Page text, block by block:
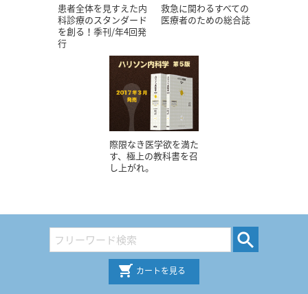
患者全体を見すえた内
科診療のスタンダード
を創る！季刊/年4回発
行
救急に関わるすべての
医療者のための総合誌
際限なき医学欲を満た
す、極上の教科書を召
し上がれ。
カートを見る